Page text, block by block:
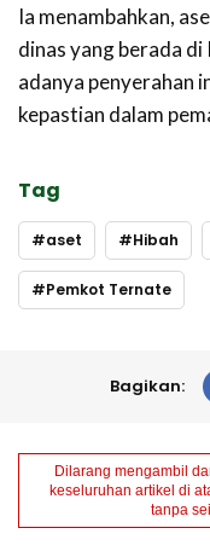
Ia menambahkan,
dinas yang berada
adanya penyerahan
kepastian dalam
Tag
aset Hibah
Pemkot Ternate
Bagikan:
Dilarang mengambil
keseluruhan artikel di
tanpa